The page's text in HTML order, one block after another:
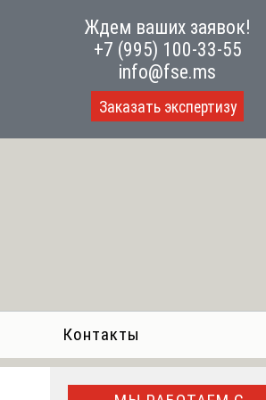
Ждем ваших заявок!
+7 (995) 100-33-55
info@fse.ms
Заказать экспертизу
Контакты